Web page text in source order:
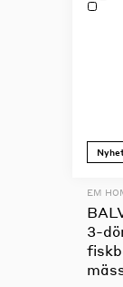
EM
3-